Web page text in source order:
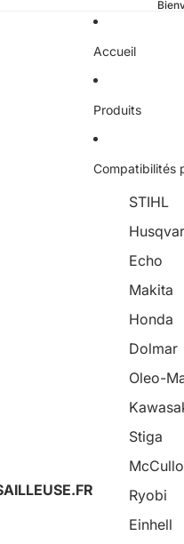
Accueil
Produits
Compatibilités
STIHL
Echo
Makita
Honda
Dolmar
Oleo-
Stiga
Ryobi
Einhell